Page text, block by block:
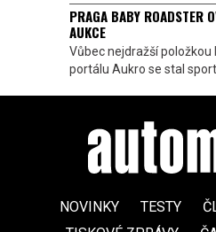
PRAGA BABY ROADSTER
AUKCE
Vůbec nejdražší položkou
portálu Aukro se stal
NOVINKY TESTY